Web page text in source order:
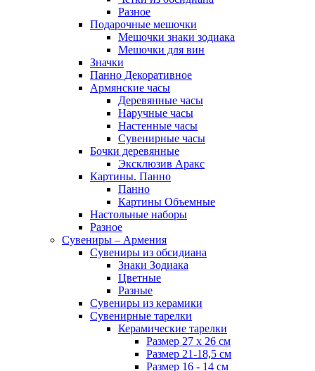
Разное
Подарочные мешочки
Мешочки знаки зодиака
Мешочки для вин
Значки
Панно Декоративное
Армянские часы
Деревянные часы
Наручные часы
Настенные часы
Сувенирные часы
Бочки деревянные
Эксклюзив Аракс
Картины. Панно
Панно
Картины Объемные
Настольные наборы
Разное
Сувениры – Армения
Сувениры из обсидиана
Знаки Зодиака
Цветные
Разные
Сувениры из керамики
Сувенирные тарелки
Керамические тарелки
Размер 27 х 26 см
Размер 21-18,5 см
Размер 16 - 14 см